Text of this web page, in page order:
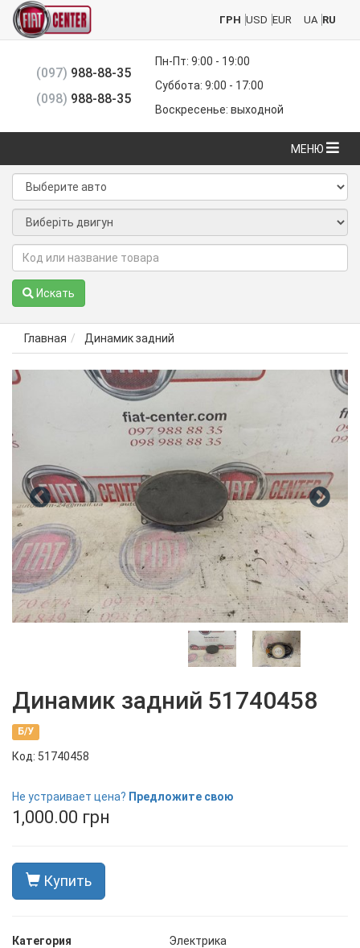
UA RU
ГРН USD EUR
(097) 988-88-35
(098) 988-88-35
Пн-Пт: 9:00 - 19:00
Суббота: 9:00 - 17:00
Воскресенье: выходной
МЕНЮ
Искать
Главная Динамик задний
Динамик задний 51740458
Б/У
Код: 51740458
Не устраивает цена? Предложите свою
1,000.00 грн
Купить
Категория
Электрика